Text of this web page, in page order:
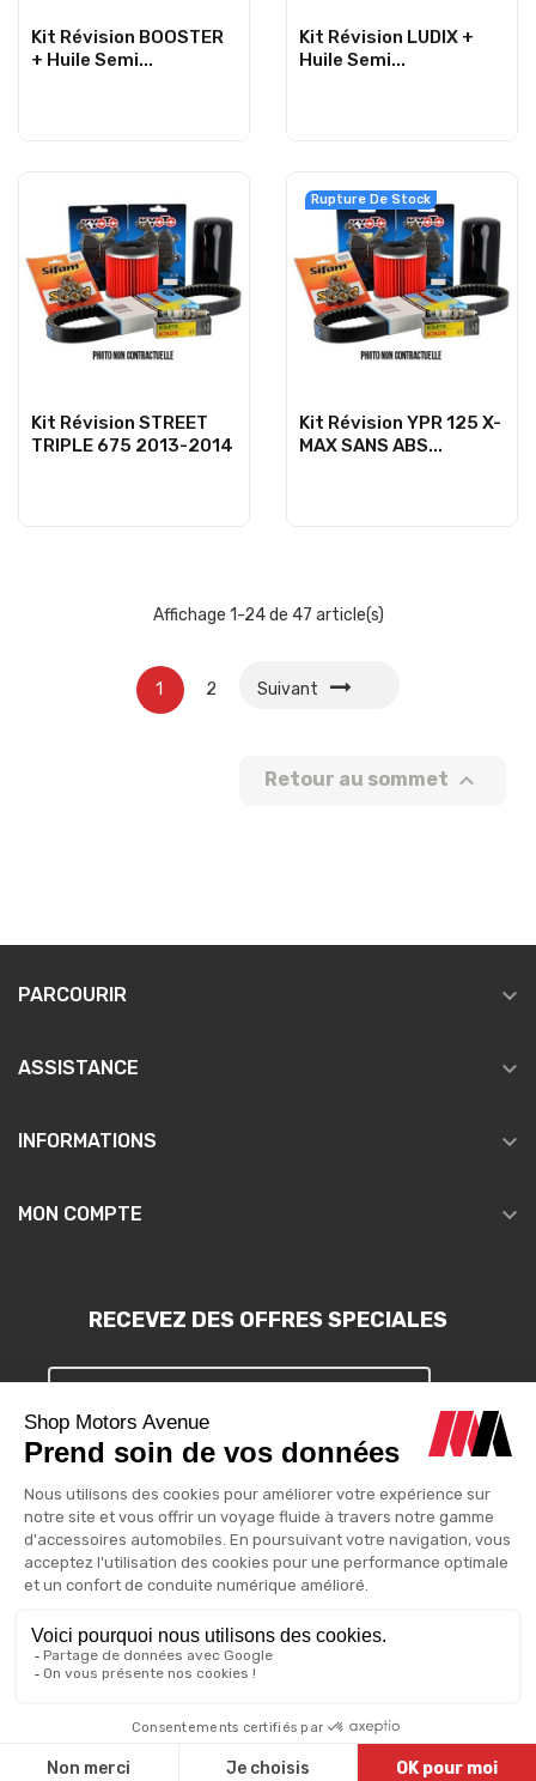
Kit Révision BOOSTER
+ Huile Semi...
Kit Révision LUDIX +
Huile Semi...
Kit Révision STREET
TRIPLE 675 2013-2014
Rupture De Stock
Kit Révision YPR 125 X-
MAX SANS ABS...
Affichage 1-24 de 47 article(s)
1 2 Suivant
Retour au sommet 
PARCOURIR 
ASSISTANCE 
INFORMATIONS 
MON COMPTE 
RECEVEZ DES OFFRES SPECIALES
S'INSCRIRE
Vous pouvez vous désinscrire à tout moment. Vous trouverez pour
cela nos informations de contact dans les conditions d'utilisation
du site.